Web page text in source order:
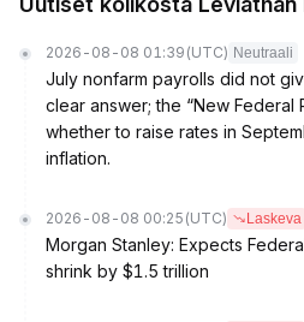
2026-08-08 01:39 (UTC) Neutraali
July nonfarm payrolls did not
clear answer; the “New Federal
whether to raise rates in
inflation.
2026-08-08 00:25 (UTC) Laskeva
Morgan Stanley: Expects
shrink by $1.5 trillion